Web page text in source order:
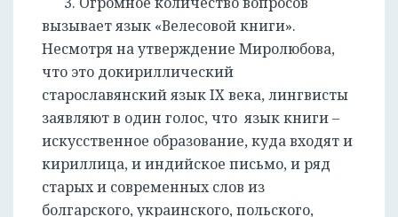
вызывает язык «Велесовой книги».
Несмотря на утверждение Миролюбова,
что это докириллический
старославянский язык IX века, лингвисты
заявляют в один голос, что язык книги –
искусственное образование, куда входят и
кириллица, и индийское письмо, и ряд
старых и современных слов из
болгарского, украинского, польского,